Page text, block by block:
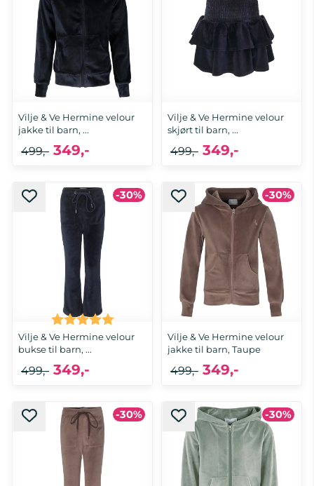
Vilje & Ve Hermine velour
jakke til barn, ...
349,-
499,-
Vilje & Ve Hermine velour
skjørt til barn, ...
349,-
499,-
-30%
Vilje & Ve Hermine velour
bukse til barn, ...
349,-
499,-
Karakter: 5.0 av 5 mulige
-30%
Vilje & Ve Hermine velour
jakke til barn, Taupe
349,-
499,-
-30% -30%